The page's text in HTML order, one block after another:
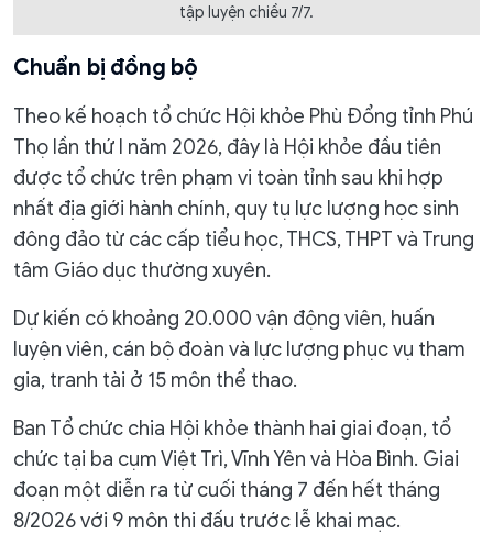
tập luyện chiều 7/7.
Chuẩn bị đồng bộ
Theo kế hoạch tổ chức Hội khỏe Phù Đổng tỉnh Phú
Thọ lần thứ I năm 2026, đây là Hội khỏe đầu tiên
được tổ chức trên phạm vi toàn tỉnh sau khi hợp
nhất địa giới hành chính, quy tụ lực lượng học sinh
đông đảo từ các cấp tiểu học, THCS, THPT và Trung
tâm Giáo dục thường xuyên.
Dự kiến có khoảng 20.000 vận động viên, huấn
luyện viên, cán bộ đoàn và lực lượng phục vụ tham
gia, tranh tài ở 15 môn thể thao.
Ban Tổ chức chia Hội khỏe thành hai giai đoạn, tổ
chức tại ba cụm Việt Trì, Vĩnh Yên và Hòa Bình. Giai
đoạn một diễn ra từ cuối tháng 7 đến hết tháng
8/2026 với 9 môn thi đấu trước lễ khai mạc.